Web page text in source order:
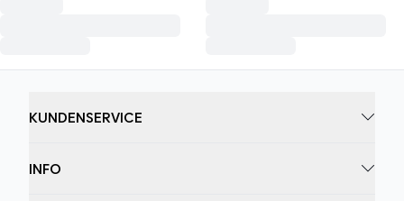
KUNDENSERVICE
INFO